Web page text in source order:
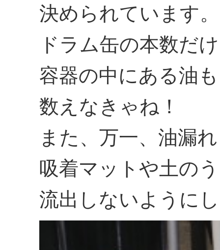
決められています。
ドラム缶の本数だ
容器の中にある油
数えなきゃね！
また、万一、油漏
吸着マットや土の
流出しないように